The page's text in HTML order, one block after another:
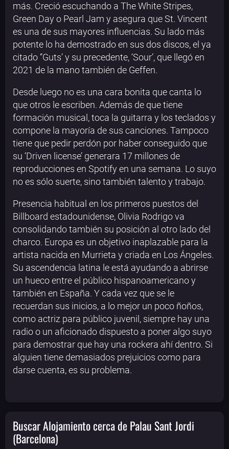
más. Creció escuchando a The White Stripes,
Green Day o Pearl Jam y asegura que St. Vincent
es una de sus mayores influencias. Su lado más
potente lo ha demostrado en sus dos discos, el ya
citado ‘’Guts’ y su precedente, ‘Sour’, que llegó en
2021 de la mano también de Geffen.
Desde luego no es una cara bonita que canta lo
que otros le escriben. Además de que tiene
formación musical, toca la guitarra y los teclados y
compone la mayoría de sus canciones. Tampoco
tiene que pedir perdón por haber conseguido que
su ‘Driven license’ generara 17 millones de
reproducciones en Spotify en una semana. Lo suyo
no es sólo suerte, sino también talento y trabajo.
Presencia habitual en los primeros puestos del
Billboard estadounidense, Olivia Rodrigo va
consolidando también su posición al otro lado del
charco. Europa es un objetivo inaplazable para la
artista nacida en Murrieta y criada en Los Ángeles.
Su ascendencia latina le está ayudando a abrirse
un hueco entre el público hispanoamericano y
también en España. Y cada vez que se le
recuerdan sus inicios, a lo mejor un poco ñoños,
como actriz para público juvenil, siempre hay una
radio o un aficionado dispuesto a poner algo suyo
para demostrar que hay una rockera ahí dentro. Si
alguien tiene demasiados prejuicios como para
darse cuenta, es su problema.
Buscar Alojamiento cerca de Palau Sant Jordi
(Barcelona)